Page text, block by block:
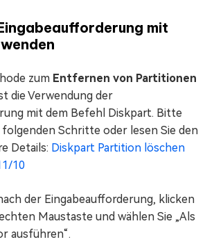
mit
zum Entfernen von Partitionen
die Verwendung der
mit dem Befehl Diskpart. Bitte
folgenden Schritte oder lesen Sie den
Details: Diskpart Partition löschen
10
der Eingabeaufforderung, klicken
Maustaste und wählen Sie „Als
ausführen“.